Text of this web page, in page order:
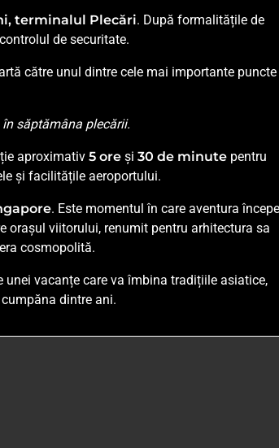
terminalul Plecări. După formalitățile de
de securitate.
către unul dintre cele mai importante puncte
săptămâna plecării.
aproximativ 5 ore și 30 de minute pentru
și facilitățile aeroportului.
. Este momentul în care aventura începe
orașul viitorului, renumit pentru arhitectura sa
cosmopolită.
unei vacanțe care va îmbina tradițiile asiatice,
dintre ani.